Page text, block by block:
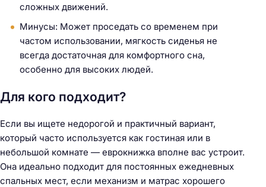
сложных движений.
Минусы: Может проседать со временем при
частом использовании, мягкость сиденья не
всегда достаточная для комфортного сна,
особенно для высоких людей.
Для кого подходит?
Если вы ищете недорогой и практичный вариант,
который часто используется как гостиная или в
небольшой комнате — еврокнижка вполне вас устроит.
Она идеально подходит для постоянных ежедневных
спальных мест, если механизм и матрас хорошего